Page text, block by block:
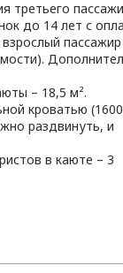
третьего
до 14 лет с
– 18,5 м².
кроватью
раздвинуть, и
в каюте – 3